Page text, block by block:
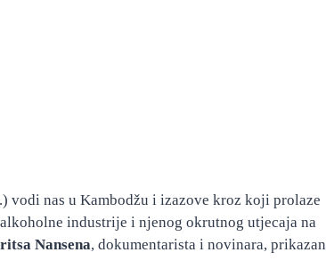
vodi nas u Kambodžu i izazove kroz koji prolaze
industrije i njenog okrutnog utjecaja na
Nansena, dokumentarista i novinara, prikazan